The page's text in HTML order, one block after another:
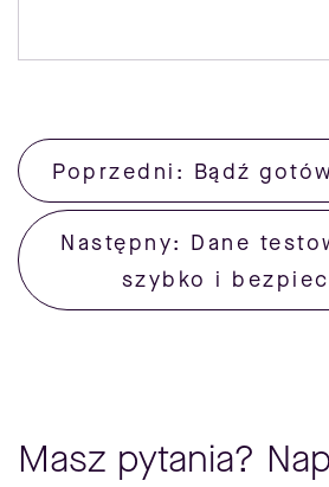
Poprzedni: Bądź
Następny: Dane
szybko i
Masz pytania?